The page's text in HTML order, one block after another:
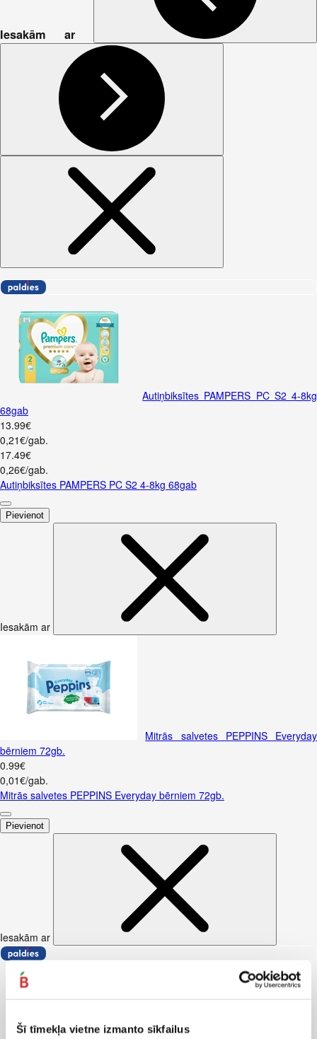
Šī tīmekļa vietne izmanto sīkfailus
Iesakām ar
Autiņbiksītes PAMPERS PC S2 4-8kg
68gab
13.99€
0,21€/gab.
17.49€
0,26€/gab.
Autiņbiksītes PAMPERS PC S2 4-8kg 68gab
Pievienot
Iesakām ar
Mitrās salvetes PEPPINS Everyday
bērniem 72gb.
0.99€
0,01€/gab.
Mitrās salvetes PEPPINS Everyday bērniem 72gb.
Pievienot
Iesakām ar